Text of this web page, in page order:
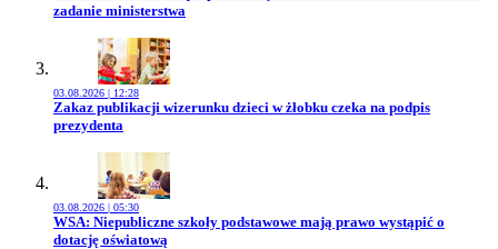
zadanie ministerstwa
03.08.2026 | 12:28
Przejdź do artykułu:
Zakaz publikacji wizerunku dzieci w żłobku czeka na podpis
prezydenta
03.08.2026 | 05:30
Przejdź do artykułu:
WSA: Niepubliczne szkoły podstawowe mają prawo wystąpić o
dotację oświatową